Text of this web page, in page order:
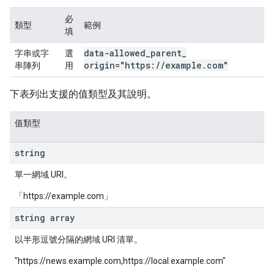
類型
必
填
範例
字串或字
串陣列
選
用
data-allowed parent
origin="https: //example . com"
下表列出支援的值類型及其說明。
值類型
string
單一網域 URI。
「https://example.com」
string array
以半形逗號分隔的網域 URI 清單。
"https://news.example.com,https://local.example.com"